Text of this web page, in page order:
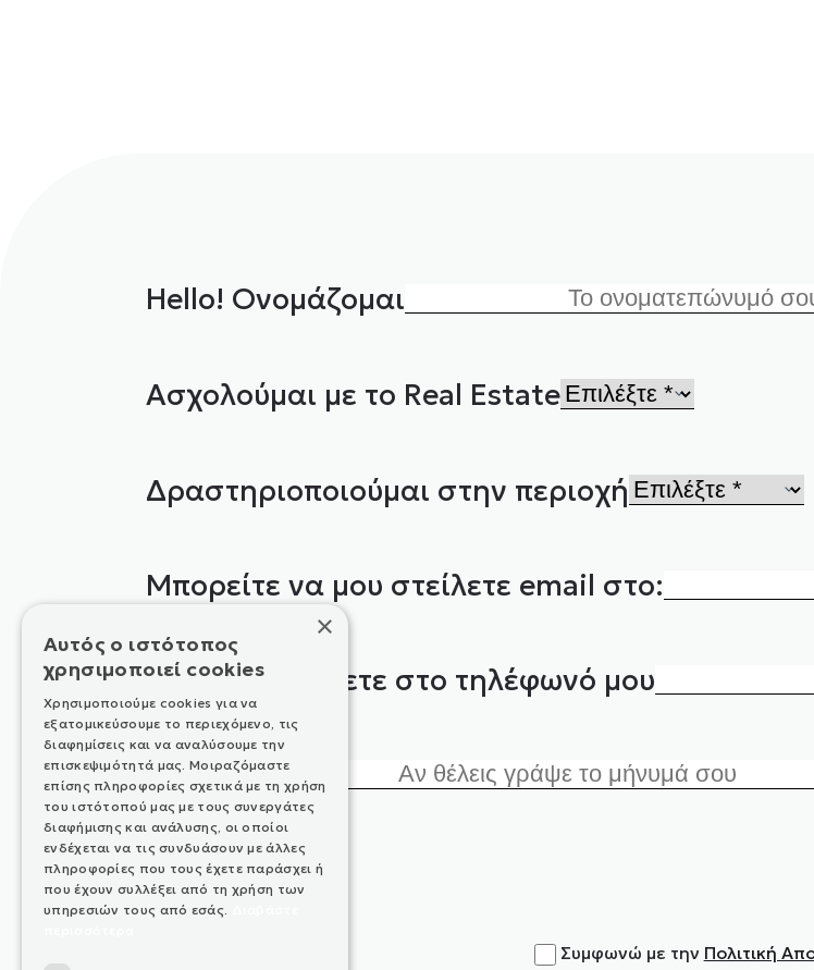
Hello! Ονομάζομαι
Ασχολούμαι με το Real Estate
Δραστηριοποιούμαι στην περιοχή
Μπορείτε να μου στείλετε email στο:
ή να με καλέσετε στο τηλέφωνό μου
Μήνυμα:
Συμφωνώ με την Πολιτική
×
Αυτός ο ιστότοπος
χρησιμοποιεί cookies
Χρησιμοποιούμε cookies για να
εξατομικεύσουμε το περιεχόμενο, τις
διαφημίσεις και να αναλύσουμε την
επισκεψιμότητά μας. Μοιραζόμαστε
επίσης πληροφορίες σχετικά με τη χρήση
του ιστότοπού μας με τους συνεργάτες
διαφήμισης και ανάλυσης, οι οποίοι
ενδέχεται να τις συνδυάσουν με άλλες
πληροφορίες που τους έχετε παράσχει ή
που έχουν συλλέξει από τη χρήση των
υπηρεσιών τους από εσάς.